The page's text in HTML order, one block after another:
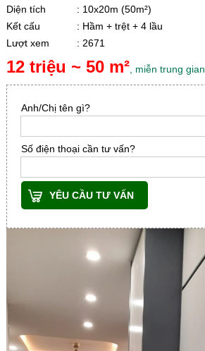
Diện tích
: 10x20m (50m²)
Kết cấu
: Hầm + trệt + 4 lầu
Lượt xem
: 2671
12 triệu ~ 50 m², miễn trung gian
Anh/Chị tên gì?
Số điện thoại cần tư vấn?
YÊU CẦU TƯ VẤN